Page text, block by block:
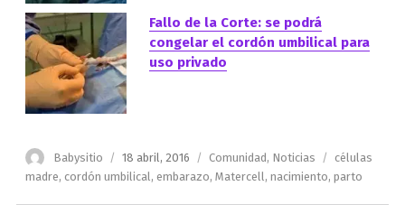
Fallo de la Corte: se podrá
congelar el cordón umbilical para
uso privado
Autor
Babysitio
Publicado
el
18 abril, 2016 Categorías
Comunidad, Noticias Etiquetas
células
madre, cordón umbilical, embarazo, Matercell, nacimiento, parto